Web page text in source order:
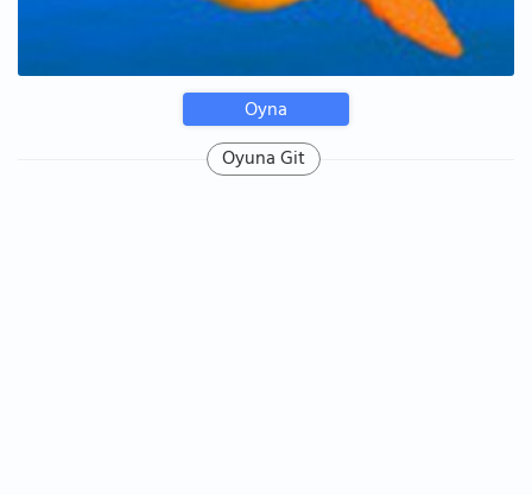
Oyna
Oyuna Git